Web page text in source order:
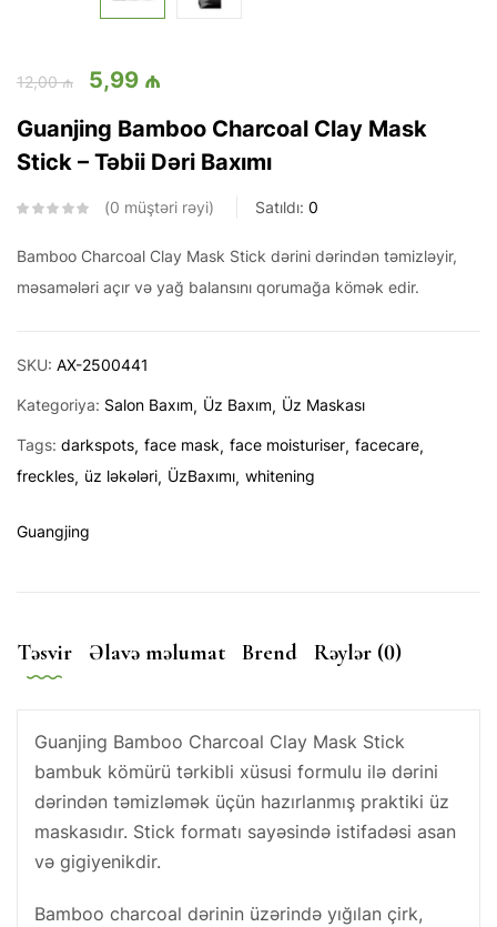
12,00₼ 5,99 ₼
Guanjing Bamboo Charcoal Clay Mask
Stick – Təbii Dəri Baxımı
0 müştəri rəyi Satıldı: 0
Bamboo Charcoal Clay Mask Stick dərini dərindən təmizləyir,
məsamələri açır və yağ balansını qorumağa kömək edir.
SKU: AX-2500441
Kategoriya: Salon Baxım Üz Baxım Üz Maskası
Tags: darkspots face mask face moisturiser facecare
freckles üz ləkələri ÜzBaxımı whitening
Guangjing
Təsvir Əlavə məlumat Brend Rəylər (0)
Guanjing Bamboo Charcoal Clay Mask Stick
bambuk kömürü tərkibli xüsusi formulu ilə dərini
dərindən təmizləmək üçün hazırlanmış praktiki üz
maskasıdır. Stick formatı sayəsində istifadəsi asan
və gigiyenikdir.
Bamboo charcoal dərinin üzərində yığılan çirk,